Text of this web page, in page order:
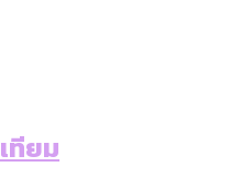
น ในการแก้ปัญหาให้คน
พฯ
น้ำท่วม 4 ปี (2566-
ยุคชัชชาติ ลงเขตไหน
ตติ้งในไทยจำนวน 526
2024
ายเขตในกรุงเทพฯ
2025
มผู้สูงอายุ : 36 เขตมี
หมายสมรสเท่าเทียม
ทียม